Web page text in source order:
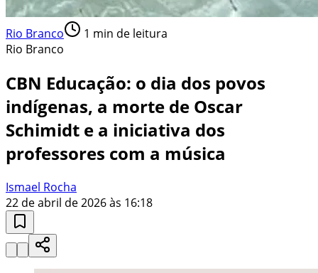
Rio Branco 1 min de leitura
Rio Branco
CBN Educação: o dia dos povos
indígenas, a morte de Oscar
Schimidt e a iniciativa dos
professores com a música
Ismael Rocha
22 de abril de 2026 às 16:18